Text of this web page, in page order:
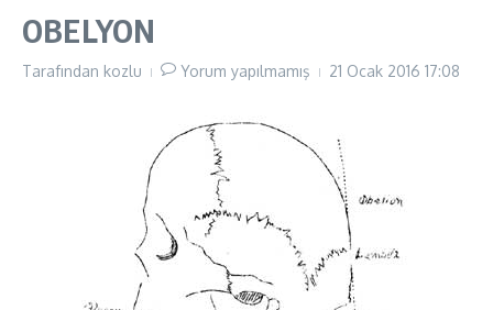
OBELYON
Tarafından kozlu Yorum yapılmamış 21 Ocak 2016 17:08